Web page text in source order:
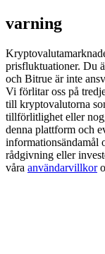
Exclusive for
Register &
Precious
varning
prisfluktuationer. Du
och Bitrue är inte
Vi förlitar oss på
till kryptovalutorna
tillförlitlighet eller
denna plattform och
informationsändamål
rådgivning eller
våra användarvillkor